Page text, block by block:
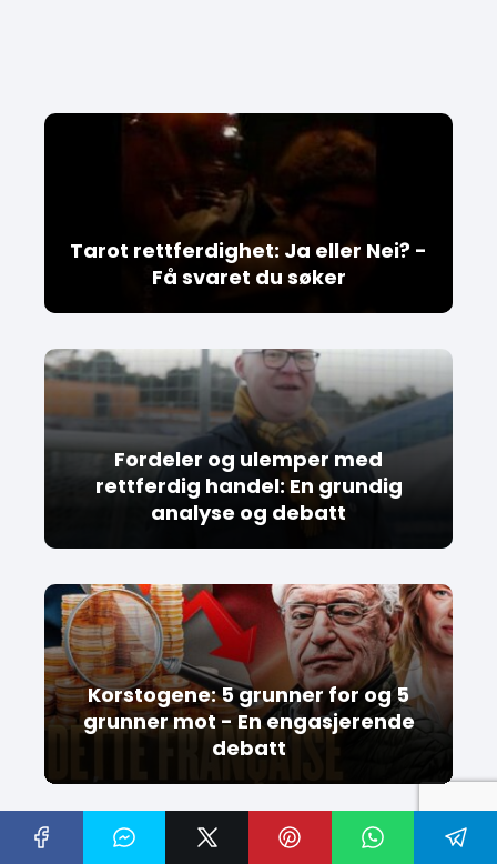
Tarot rettferdighet: Ja eller Nei? -
Få svaret du søker
Fordeler og ulemper med
rettferdig handel: En grundig
analyse og debatt
Korstogene: 5 grunner for og 5
grunner mot - En engasjerende
debatt